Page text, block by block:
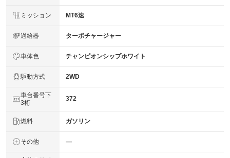
ミッション MT6速
過給器 ターボチャージャー
車体色 チャンピオンシップホワイト
駆動方式 2WD
車台番号下
3桁
372
燃料 ガソリン
その他 ―